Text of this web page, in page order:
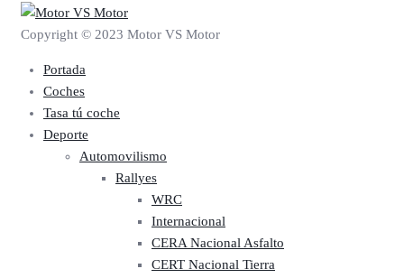
Copyright © 2023 Motor VS Motor
Portada
Coches
Tasa tú coche
Deporte
Automovilismo
Rallyes
WRC
Internacional
CERA Nacional Asfalto
CERT Nacional Tierra